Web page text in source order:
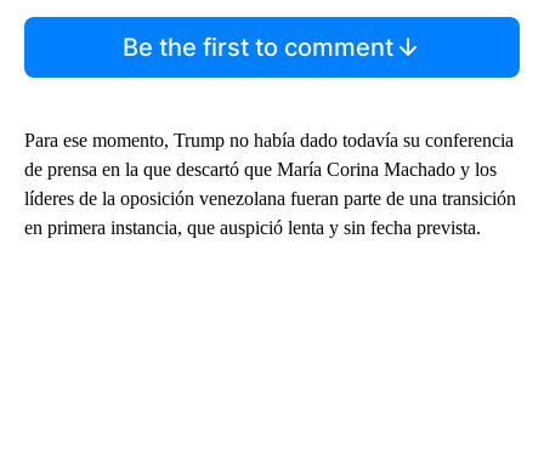
Be the first to comment
Para ese momento, Trump no había dado todavía su conferencia
de prensa en la que descartó que María Corina Machado y los
líderes de la oposición venezolana fueran parte de una transición
en primera instancia, que auspició lenta y sin fecha prevista.